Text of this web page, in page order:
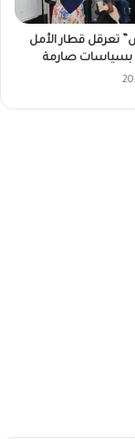
تعرقل قطار الأمل
بسياسات صارمة